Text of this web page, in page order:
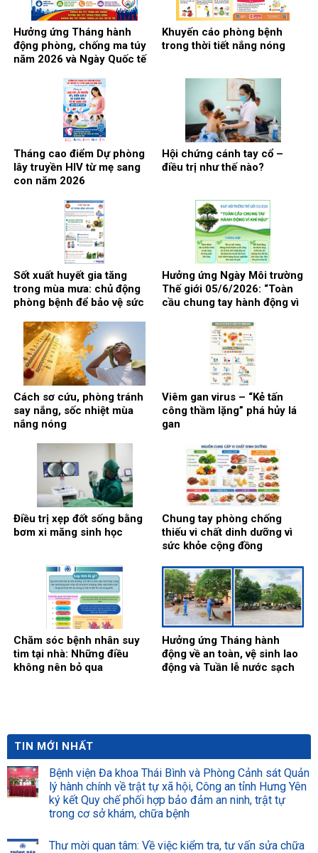
Hưởng ứng Tháng hành
động phòng, chống ma túy
năm 2026 và Ngày Quốc tế
Khuyến cáo phòng bệnh
trong thời tiết nắng nóng
Tháng cao điểm Dự phòng
lây truyền HIV từ mẹ sang
con năm 2026
Hội chứng cánh tay cổ –
điều trị như thế nào?
Sốt xuất huyết gia tăng
trong mùa mưa: chủ động
phòng bệnh để bảo vệ sức
Hưởng ứng Ngày Môi trường
Thế giới 05/6/2026: “Toàn
cầu chung tay hành động vì
Cách sơ cứu, phòng tránh
say nắng, sốc nhiệt mùa
nắng nóng
Viêm gan virus – “Kẻ tấn
công thầm lặng” phá hủy lá
gan
Điều trị xẹp đốt sống bằng
bơm xi măng sinh học
Chung tay phòng chống
thiếu vi chất dinh dưỡng vì
sức khỏe cộng đồng
Chăm sóc bệnh nhân suy
tim tại nhà: Những điều
không nên bỏ qua
Hưởng ứng Tháng hành
động về an toàn, vệ sinh lao
động và Tuần lễ nước sạch
TIN MỚI NHẤT
Bệnh viện Đa khoa Thái Bình và Phòng Cảnh sát Quản
lý hành chính về trật tự xã hội, Công an tỉnh Hưng Yên
ký kết Quy chế phối hợp bảo đảm an ninh, trật tự
trong cơ sở khám, chữa bệnh
Thư mời quan tâm: Về việc kiểm tra, tư vấn sửa chữa